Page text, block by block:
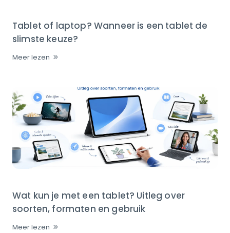
Tablet of laptop? Wanneer is een tablet de
slimste keuze?
Meer lezen
Wat kun je met een tablet? Uitleg over
soorten, formaten en gebruik
Meer lezen